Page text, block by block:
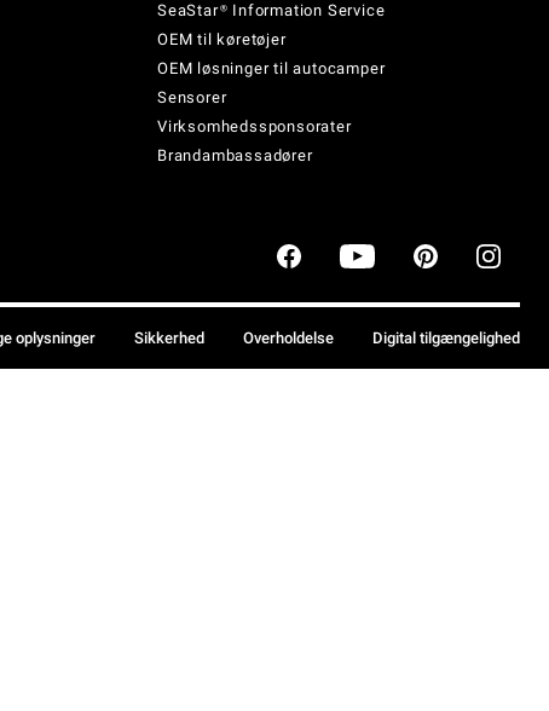
SeaStar® Information Service
OEM til køretøjer
OEM løsninger til autocamper
Sensorer
Virksomhedssponsorater
Brandambassadører
oplysninger Sikkerhed Overholdelse Digital tilgængelighed